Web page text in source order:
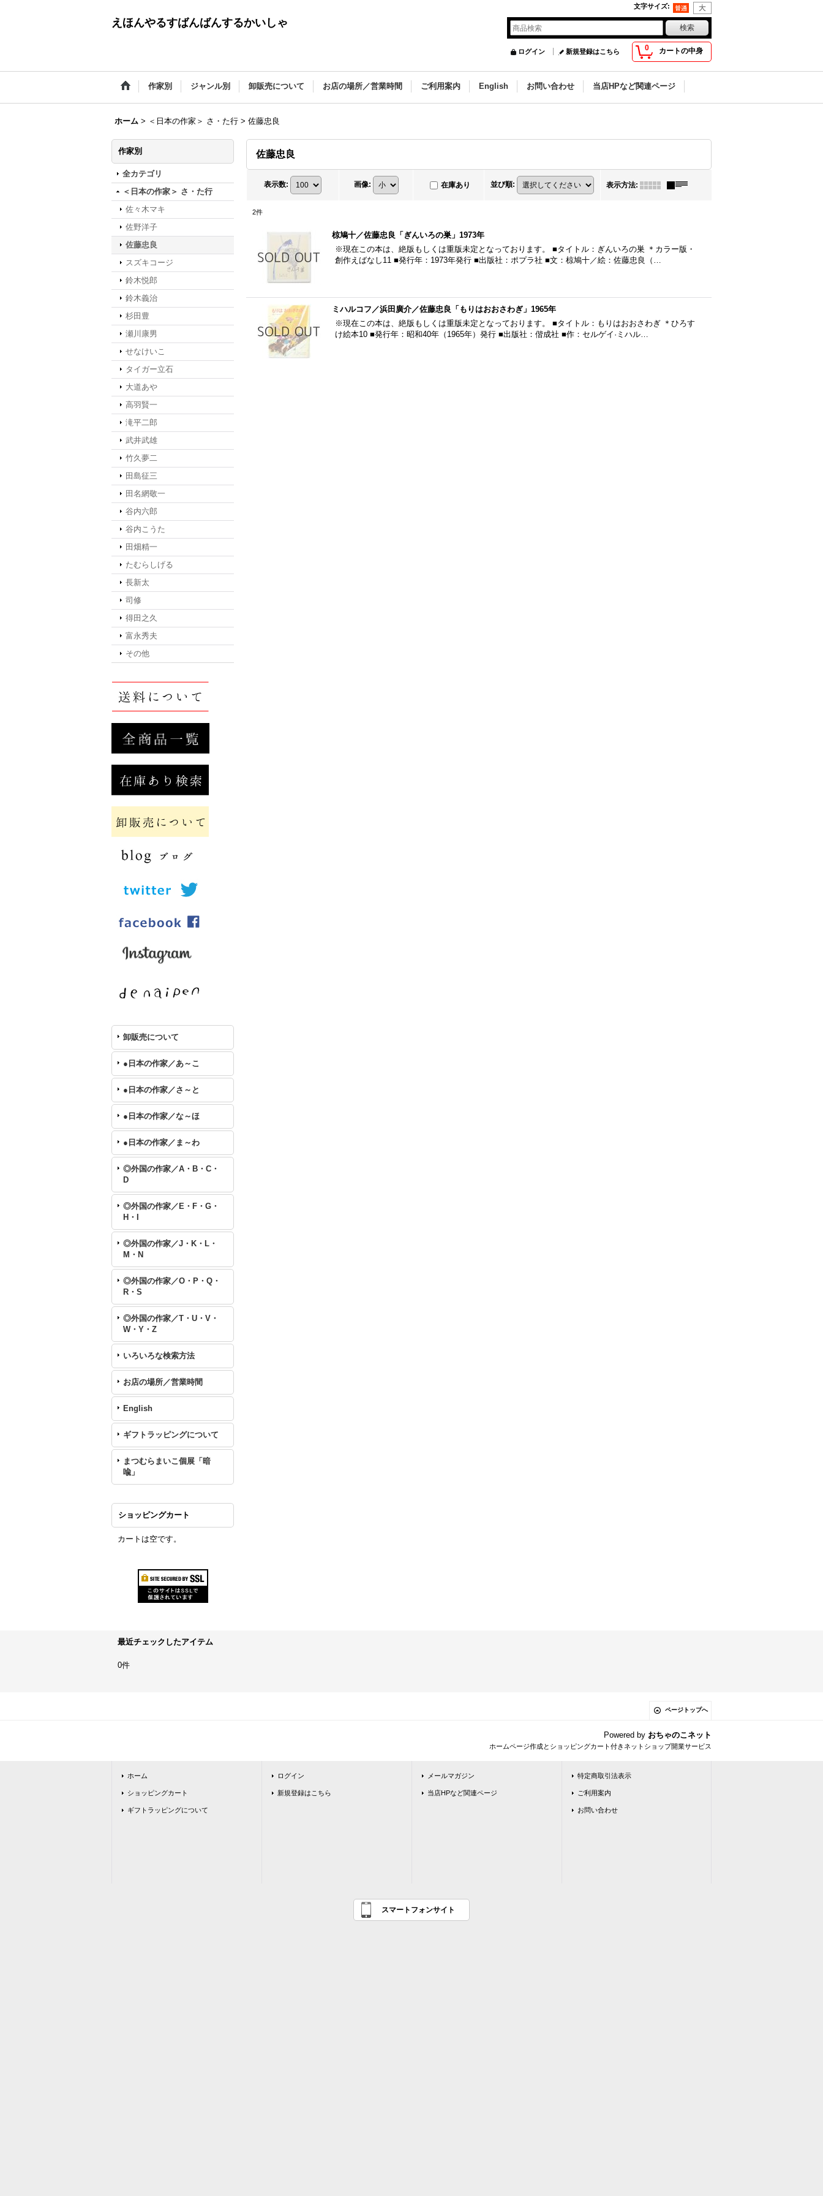
文字サイズ:
えほんやるすばんばんするかいしゃ
0 カートの中身
ログイン 新規登録はこちら
作家別 ジャンル別 卸販売について お店の場所／営業時間 ご利用案内 English お問い合わせ 当店HPなど関連ページ
ホーム > ＜日本の作家＞ さ・た行 > 佐藤忠良
作家別
全カテゴリ
＜日本の作家＞ さ・た行
佐々木マキ
佐野洋子
佐藤忠良
スズキコージ
鈴木悦郎
鈴木義治
杉田豊
瀬川康男
せなけいこ
タイガー立石
大道あや
高羽賢一
滝平二郎
武井武雄
竹久夢二
田島征三
田名網敬一
谷内六郎
谷内こうた
田畑精一
たむらしげる
長新太
司修
得田之久
富永秀夫
その他
卸販売について
●日本の作家／あ～こ
●日本の作家／さ～と
●日本の作家／な～ほ
●日本の作家／ま～わ
◎外国の作家／A・B・C・
D
◎外国の作家／E・F・G・
H・I
◎外国の作家／J・K・L・
M・N
◎外国の作家／O・P・Q・
R・S
◎外国の作家／T・U・V・
W・Y・Z
いろいろな検索方法
お店の場所／営業時間
English
ギフトラッピングについて
まつむらまいこ個展「暗
喩」
ショッピングカート
カートは空です。
佐藤忠良
表示数: 画像: 在庫あり 並び順: 表示方法:
2件
椋鳩十／佐藤忠良「ぎんいろの巣」1973年
※現在この本は、絶版もしくは重版未定となっております。 ■タイトル：ぎんいろの巣 ＊カラー版・
創作えばなし11 ■発行年：1973年発行 ■出版社：ポプラ社 ■文：椋鳩十／絵：佐藤忠良（…
ミハルコフ／浜田廣介／佐藤忠良「もりはおおさわぎ」1965年
※現在この本は、絶版もしくは重版未定となっております。 ■タイトル：もりはおおさわぎ ＊ひろす
け絵本10 ■発行年：昭和40年（1965年）発行 ■出版社：偕成社 ■作：セルゲイ·ミハル…
最近チェックしたアイテム
0件
ページトップへ
Powered by おちゃのこネット
ホームページ作成とショッピングカート付きネットショップ開業サービス
ホーム
ショッピングカート
ギフトラッピングについて
ログイン
新規登録はこちら
メールマガジン
当店HPなど関連ページ
特定商取引法表示
ご利用案内
お問い合わせ
スマートフォンサイト